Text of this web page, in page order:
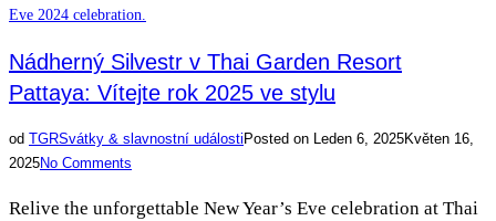
Nádherný Silvestr v Thai Garden Resort
Pattaya: Vítejte rok 2025 ve stylu
od TGRSvátky & slavnostní událostiPosted on Leden 6, 2025Květen 16,
2025No Comments
Relive the unforgettable New Year’s Eve celebration at Thai